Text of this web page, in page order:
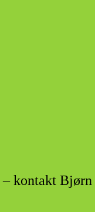
– kontakt Bjørn